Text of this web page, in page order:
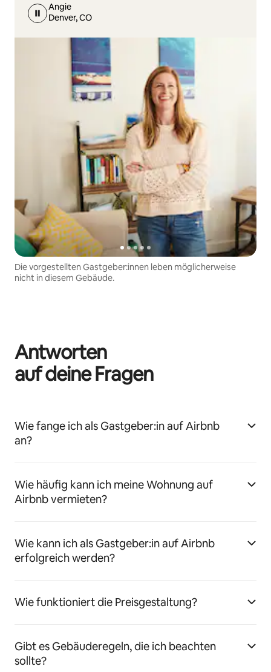
Angie
Denver, CO
Die vorgestellten Gastgeber:innen leben möglicherweise
nicht in diesem Gebäude.
Antworten
auf deine Fragen
Wie fange ich als Gastgeber:in auf Airbnb
an?
Wie häufig kann ich meine Wohnung auf
Airbnb vermieten?
Wie kann ich als Gastgeber:in auf Airbnb
erfolgreich werden?
Wie funktioniert die Preisgestaltung?
Gibt es Gebäuderegeln, die ich beachten
sollte?